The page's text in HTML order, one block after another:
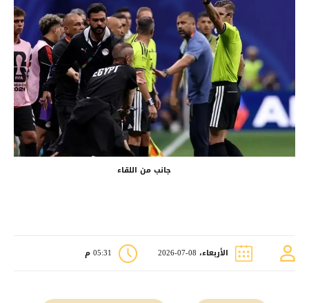
جانب من اللقاء
الأربعاء، 08-07-2026 05:31 م